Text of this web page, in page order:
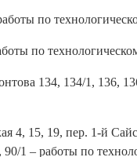
по
по
134, 134/1, 136,
4, 15, 19, пер. 1-й
1 – работы по